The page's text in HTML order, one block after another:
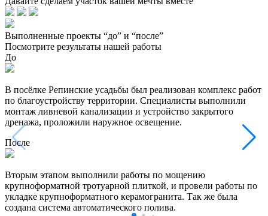
Выполненные проекты “до” и “после”
Посмотрите результаты нашей работы
До
В посёлке Репинские усадьбы был реализован комплекс работ
по благоустройству территории. Специалисты выполнили
монтаж ливневой канализации и устройство закрытого
дренажа, проложили наружное освещение.
После
Вторым этапом выполнили работы по мощению
крупноформатной тротуарной плиткой, и провели работы по
укладке крупноформатного керамогранита. Так же была
создана система автоматического полива.